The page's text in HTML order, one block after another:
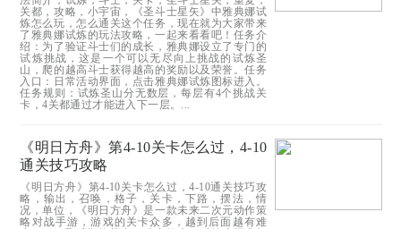
关都，攻略，小宇宙，《圣斗士星矢》中雅典娜试
炼怎么玩，怎么通关这个任务，现在就为大家带来
了雅典娜试炼的玩法攻略，一起来看看吧！任务介
绍：为了验证斗士们的成长，雅典娜设立了专门的
试炼挑战，这是一个可以无尽向上挑战的试炼圣
山，爬的越高斗士获得越高的奖励以及荣誉。任务
入口：日常活动界面，点击雅典娜试炼图标进入。
任务规则：试炼圣山分无数层，每层有4个挑战关
卡，4关都通过才能进入下一层。...
《明日方舟》第4-10关卡怎么过，4-10
通关技巧攻略
《明日方舟》第4-10关卡怎么过，4-10通关技巧攻
略，输出，召唤，格子，关卡，下路，摆法，情
况，单位，《明日方舟》是一款未来二次元动作策
略对战手游，游戏的关卡众多，越到后面越有难